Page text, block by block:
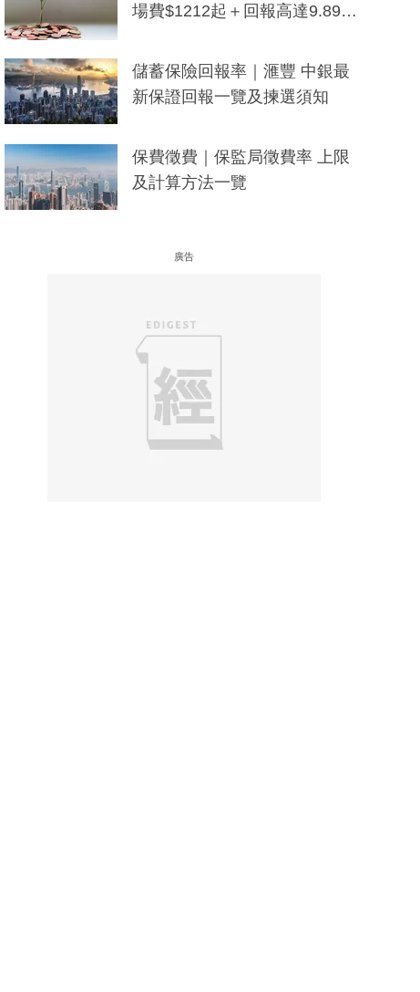
場費$1212起＋回報高達9.89
儲蓄保險回報率｜滙豐 中銀最
新保證回報一覽及揀選須知
保費徵費｜保監局徵費率 上限
及計算方法一覽
廣告